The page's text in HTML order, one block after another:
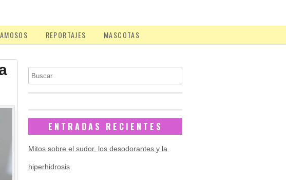
REPORTAJES MASCOTAS
Buscar
ENTRADAS RECIENTES
Mitos sobre el sudor, los desodorantes y la
hiperhidrosis